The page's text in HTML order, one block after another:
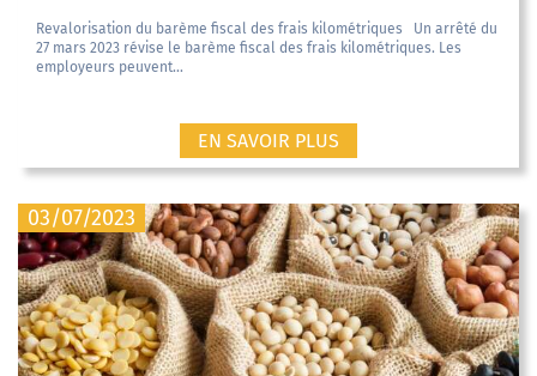
Revalorisation du barème fiscal des frais kilométriques Un arrêté du
27 mars 2023 révise le barème fiscal des frais kilométriques. Les
employeurs peuvent...
EN SAVOIR PLUS
03/07/2023